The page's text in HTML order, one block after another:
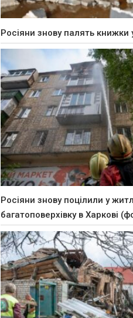
Росіяни знову палять книжки
Росіяни знову поцілили у
багатоповерхівку в Харкові